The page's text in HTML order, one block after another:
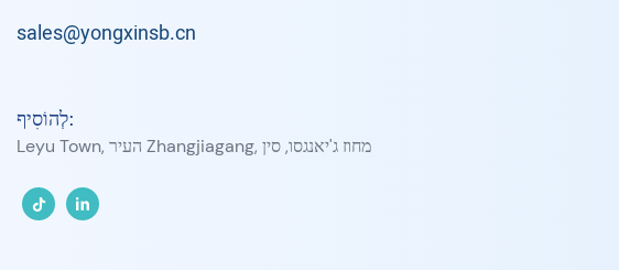
sales@yongxinsb.cn
לְהוֹסִיף:
Leyu Town, העיר Zhangjiagang, מחוז ג'יאנגסו, סין